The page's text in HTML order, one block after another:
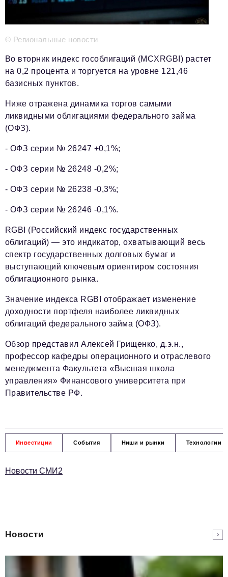
partner@business-magazine.online
© Региональные новости
Во вторник индекс гособлигаций (MCXRGBI) растет
на 0,2 процента и торгуется на уровне 121,46
базисных пунктов.
Ниже отражена динамика торгов самыми
ликвидными облигациями федерального займа
(ОФЗ).
- ОФЗ серии № 26247 +0,1%;
- ОФЗ серии № 26248 -0,2%;
- ОФЗ серии № 26238 -0,3%;
- ОФЗ серии № 26246 -0,1%.
RGBI (Российский индекс государственных
облигаций) — это индикатор, охватывающий весь
спектр государственных долговых бумаг и
выступающий ключевым ориентиром состояния
облигационного рынка.
Значение индекса RGBI отображает изменение
доходности портфеля наиболее ликвидных
облигаций федерального займа (ОФЗ).
Обзор представил Алексей Грищенко, д.э.н.,
профессор кафедры операционного и отраслевого
менеджмента Факультета «Высшая школа
управления» Финансового университета при
Правительстве РФ.
Инвестиции События Ниши и рынки Технологии
Новости СМИ2
Новости